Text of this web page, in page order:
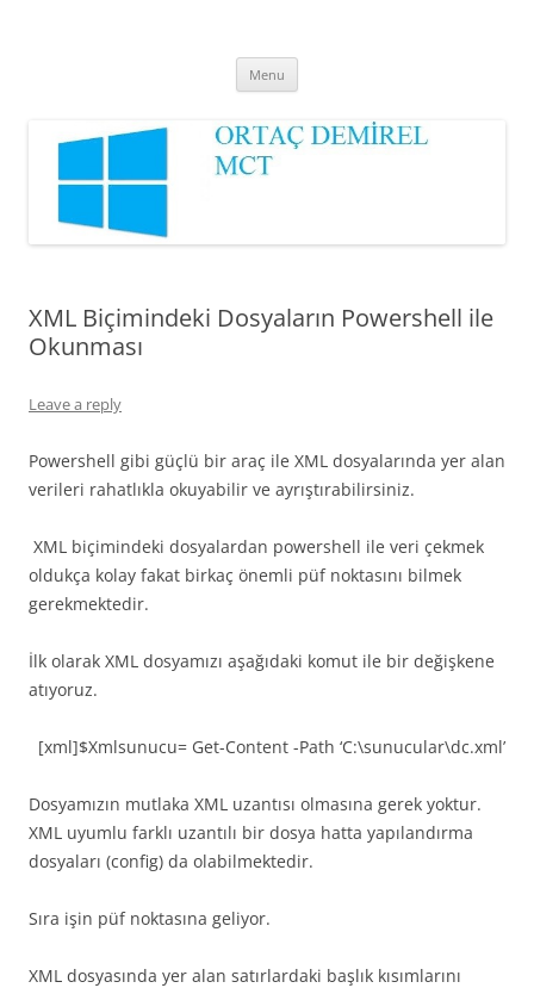
Menu
XML Biçimindeki Dosyaların Powershell ile
Okunması
Leave a reply
Powershell gibi güçlü bir araç ile XML dosyalarında yer alan
verileri rahatlıkla okuyabilir ve ayrıştırabilirsiniz.
XML biçimindeki dosyalardan powershell ile veri çekmek
oldukça kolay fakat birkaç önemli püf noktasını bilmek
gerekmektedir.
İlk olarak XML dosyamızı aşağıdaki komut ile bir değişkene
atıyoruz.
[xml]$Xmlsunucu= Get-Content -Path ‘C:\sunucular\dc.xml’
Dosyamızın mutlaka XML uzantısı olmasına gerek yoktur.
XML uyumlu farklı uzantılı bir dosya hatta yapılandırma
dosyaları (config) da olabilmektedir.
Sıra işin püf noktasına geliyor.
XML dosyasında yer alan satırlardaki başlık kısımlarını